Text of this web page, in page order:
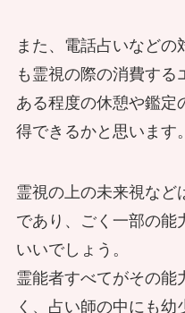
パワーストーン
現役霊能者に届
の除霊の顛末は？
お寺に除霊をお
ときどうすれば
霊体除去に必要
意義
また、電話占いなどの
も霊視の際の消費する
ある程度の休憩や鑑定
得できるかと思います。
霊視の上の未来視など
であり、ごく一部の能
いいでしょう。
霊能者すべてがその能
く、占い師の中にも幼